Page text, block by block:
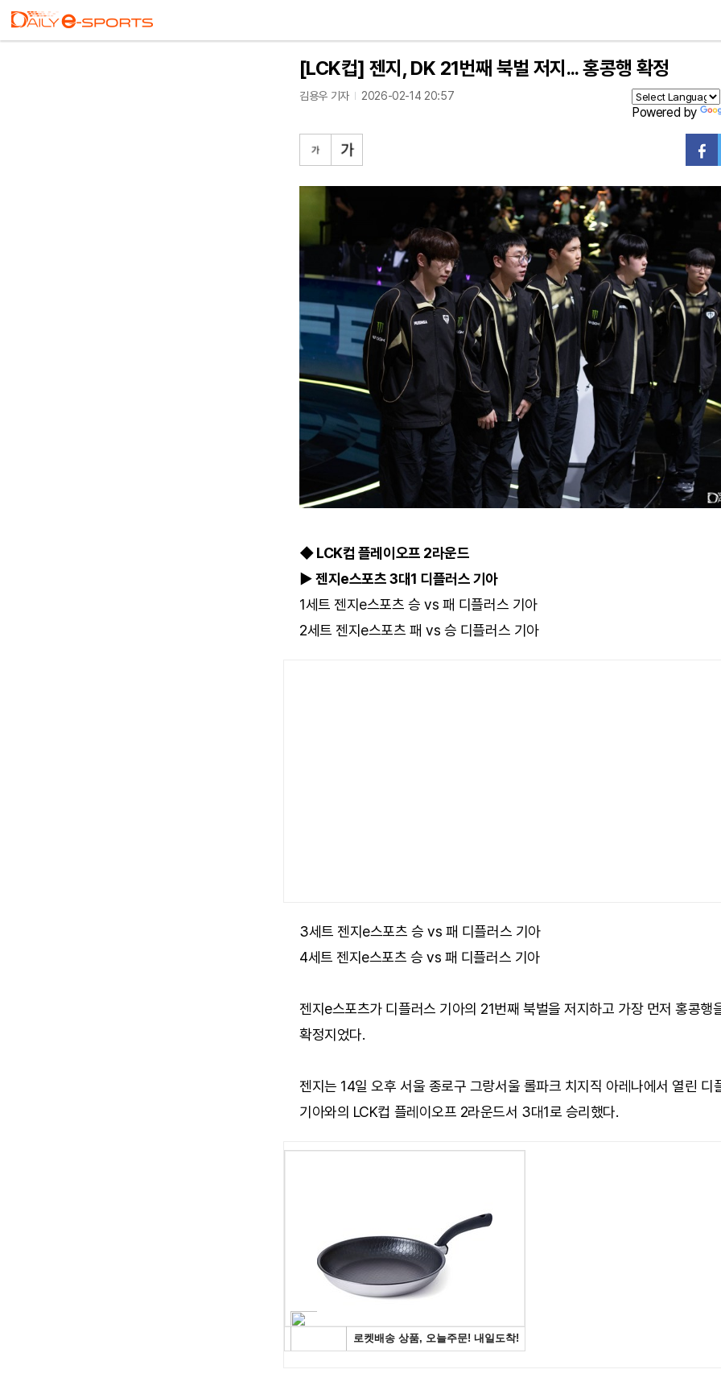
[LCK컵] 젠지, DK 21번째 북벌 저지... 홍콩행 확정
김용우 기자 2026-02-14 20:57
Powered by
◆ LCK컵 플레이오프 2라운드
▶ 젠지e스포츠 3대1 디플러스 기아
1세트 젠지e스포츠 승 vs 패 디플러스 기아
2세트 젠지e스포츠 패 vs 승 디플러스 기아
3세트 젠지e스포츠 승 vs 패 디플러스 기아
4세트 젠지e스포츠 승 vs 패 디플러스 기아
젠지e스포츠가 디플러스 기아의 21번째 북벌을 저지하고 가장 먼저 홍콩행
확정지었다.
젠지는 14일 오후 서울 종로구 그랑서울 롤파크 치지직 아레나에서 열린 디
기아와의 LCK컵 플레이오프 2라운드서 3대1로 승리했다.